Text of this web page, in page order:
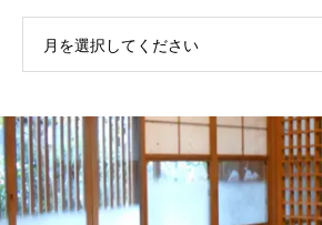
月を選択してください